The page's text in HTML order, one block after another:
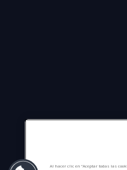
Al hacer clic en “Aceptar todas las